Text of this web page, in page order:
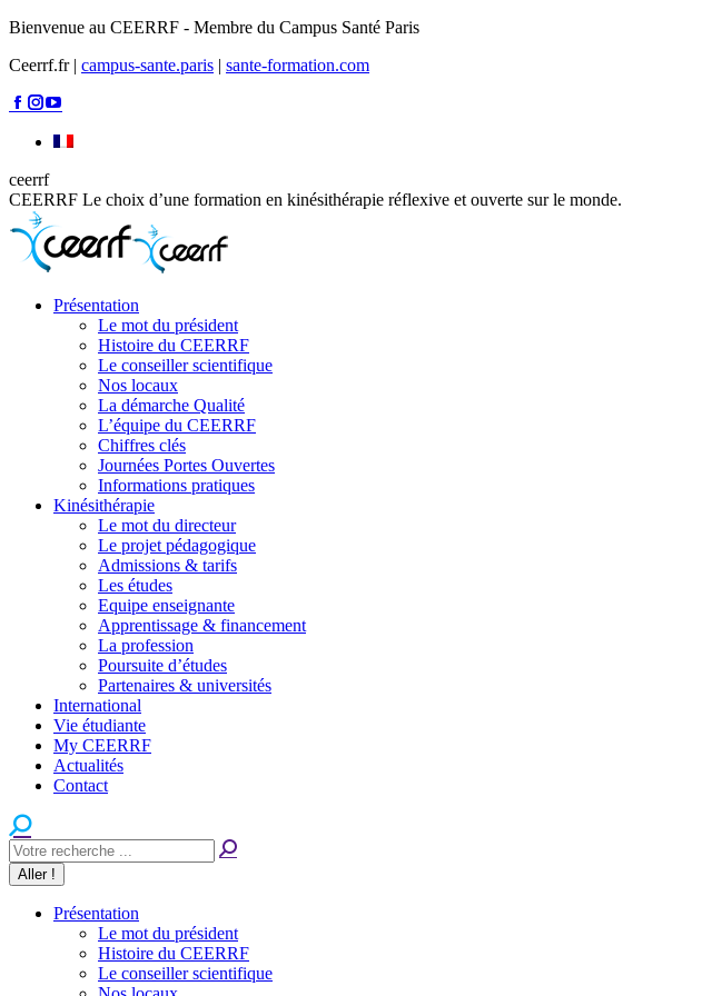
Aller
contenu
Bienvenue au CEERRF - Membre du Campus Santé Paris
Ceerrf.fr | campus-sante.paris | sante-formation.com
La
Facebook
dans
une
nouvelle
fenêtre
La
Instagram
dans
une
nouvelle
fenêtre
YouTube
une
fenêtre
ceerrf
CEERRF Le choix d’une formation en kinésithérapie réflexive et ouverte sur le monde.
Présentation
Le mot du président
Histoire du CEERRF
Le conseiller scientifique
Nos locaux
La démarche Qualité
L’équipe du CEERRF
Chiffres clés
Journées Portes Ouvertes
Informations pratiques
Kinésithérapie
Le mot du directeur
Le projet pédagogique
Admissions & tarifs
Les études
Equipe enseignante
Apprentissage & financement
La profession
Poursuite d’études
Partenaires & universités
International
Vie étudiante
My CEERRF
Actualités
Contact
Recherche
:
Présentation
Le mot du président
Histoire du CEERRF
Le conseiller scientifique